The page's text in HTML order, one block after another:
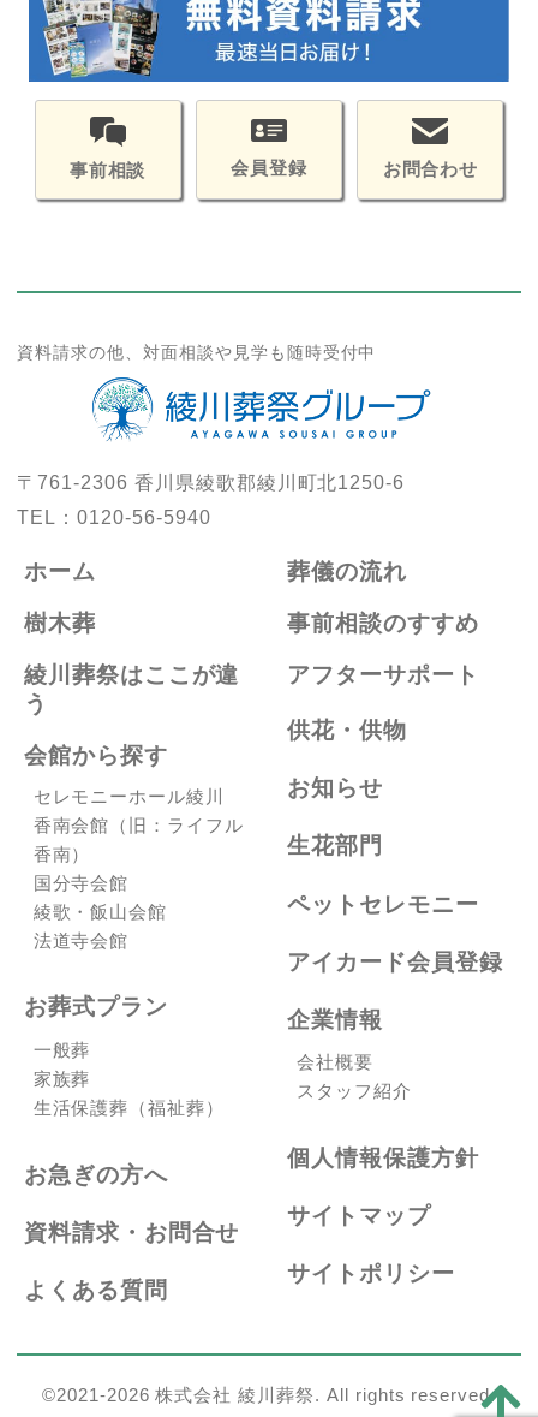
事前相談 会員登録 お問合わせ
資料請求の他、対面相談や見学も随時受付中
〒761-2306 香川県綾歌郡綾川町北1250-6
TEL：0120-56-5940
ホーム
樹木葬
綾川葬祭はここが違
う
会館から探す
セレモニーホール綾川
香南会館（旧：ライフル
香南）
国分寺会館
綾歌・飯山会館
法道寺会館
お葬式プラン
一般葬
家族葬
生活保護葬（福祉葬）
お急ぎの方へ
資料請求・お問合せ
よくある質問
葬儀の流れ
事前相談のすすめ
アフターサポート
供花・供物
お知らせ
生花部門
ペットセレモニー
アイカード会員登録
企業情報
会社概要
スタッフ紹介
個人情報保護方針
サイトマップ
サイトポリシー
©2021-2026 株式会社 綾川葬祭. All rights reserved.